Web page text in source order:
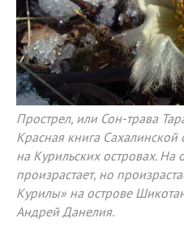
Прострел, или Сон-трава
Красная книга Сахалинской
на Курильских островах. На
произрастает, но
Курилы» на острове
Андрей Данелия.